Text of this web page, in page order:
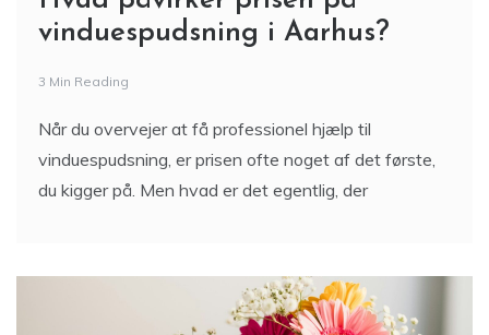
vinduespudsning i Aarhus?
3 Min Reading
Når du overvejer at få professionel hjælp til
vinduespudsning, er prisen ofte noget af det første,
du kigger på. Men hvad er det egentlig, der